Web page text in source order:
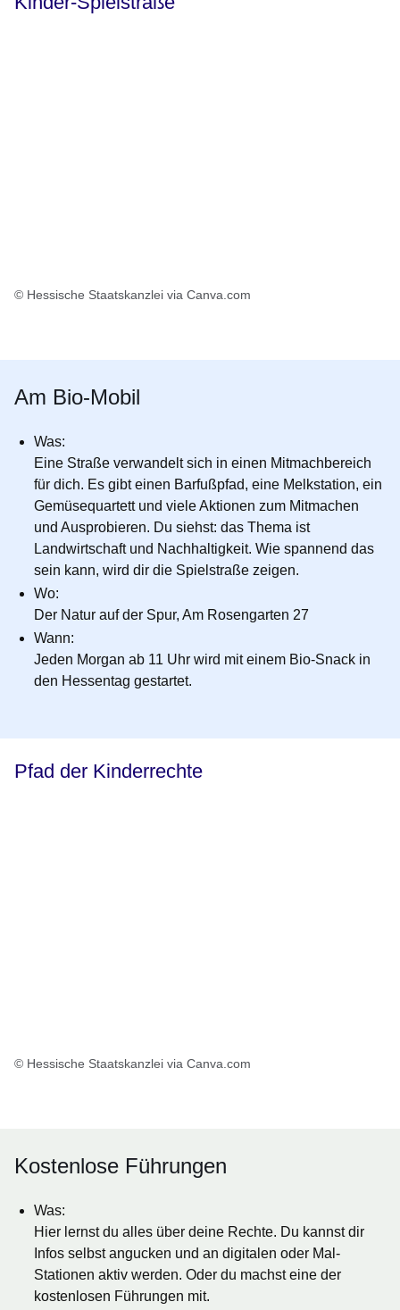
© Hessische Staatskanzlei via Canva.com
Am Bio-Mobil
Was:
Eine Straße verwandelt sich in einen Mitmachbereich
für dich. Es gibt einen Barfußpfad, eine Melkstation, ein
Gemüsequartett und viele Aktionen zum Mitmachen
und Ausprobieren. Du siehst: das Thema ist
Landwirtschaft und Nachhaltigkeit. Wie spannend das
sein kann, wird dir die Spielstraße zeigen.
Wo:
Der Natur auf der Spur, Am Rosengarten 27
Wann:
Jeden Morgan ab 11 Uhr wird mit einem Bio-Snack in
den Hessentag gestartet.
Pfad der Kinderrechte
© Hessische Staatskanzlei via Canva.com
Kostenlose Führungen
Was:
Hier lernst du alles über deine Rechte. Du kannst dir
Infos selbst angucken und an digitalen oder Mal-
Stationen aktiv werden. Oder du machst eine der
kostenlosen Führungen mit.